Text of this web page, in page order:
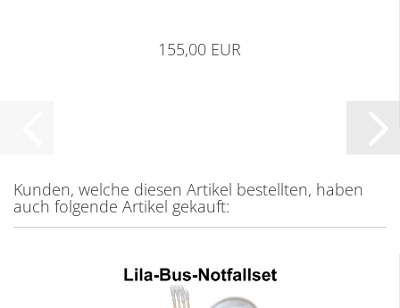
155,00 EUR
Kunden, welche diesen Artikel bestellten, haben
auch folgende Artikel gekauft: